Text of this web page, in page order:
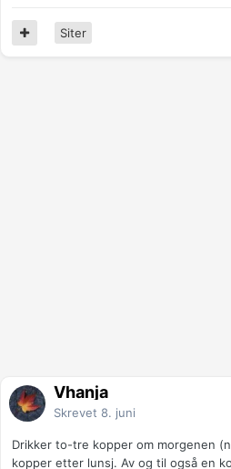
Siter
Vhanja
Skrevet 8. juni
Drikker to-tre kopper om morgenen
kopper etter lunsj. Av og til også en